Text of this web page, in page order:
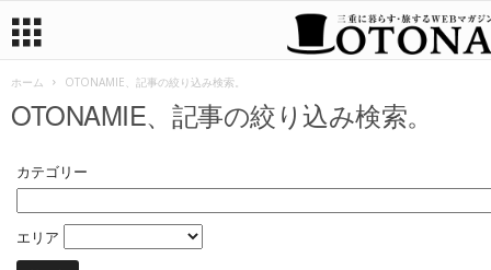
ホーム OTONAMIE、記事の絞り込み検索。
OTONAMIE、記事の絞り込み検索。
カテゴリー
エリア